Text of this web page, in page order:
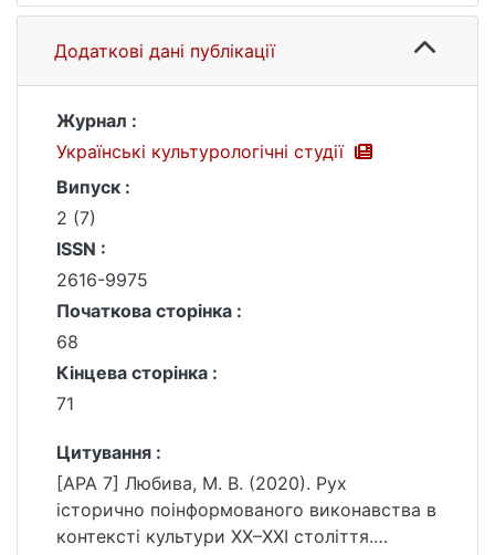
Додаткові дані публікації
Журнал :
Українські культурологічні студії
Випуск :
2 (7)
ISSN :
2616-9975
Початкова сторінка :
68
Кінцева сторінка :
71
Цитування :
[APA 7] Любива, М. В. (2020). Рух
історично поінформованого виконавства в
контексті культури ХХ–ХХI століття.